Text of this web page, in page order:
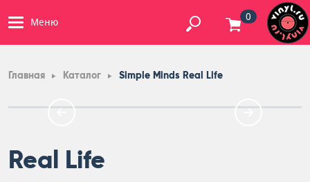
Меню 0
Главная Каталог Simple Minds Real Life
Real Life